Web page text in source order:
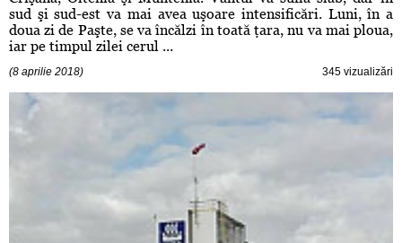
sud şi sud-est va mai avea uşoare intensificări. Luni, în a
doua zi de Paşte, se va încălzi în toată ţara, nu va mai ploua,
iar pe timpul zilei cerul ...
(8 aprilie 2018) 345 vizualizări